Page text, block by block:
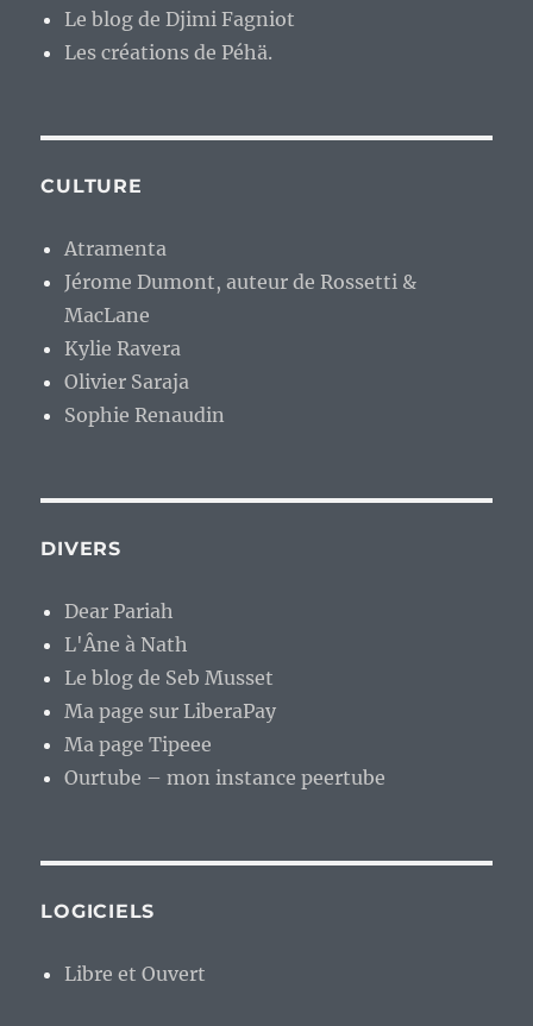
Le blog de Djimi Fagniot
Les créations de Péhä.
CULTURE
Atramenta
Jérome Dumont, auteur de Rossetti &
MacLane
Kylie Ravera
Olivier Saraja
Sophie Renaudin
DIVERS
Dear Pariah
L'Âne à Nath
Le blog de Seb Musset
Ma page sur LiberaPay
Ma page Tipeee
Ourtube – mon instance peertube
LOGICIELS
Libre et Ouvert